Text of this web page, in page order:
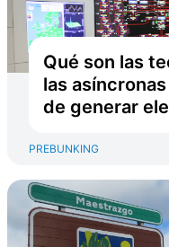
Qué son las
las
de generar
PREBUNKING